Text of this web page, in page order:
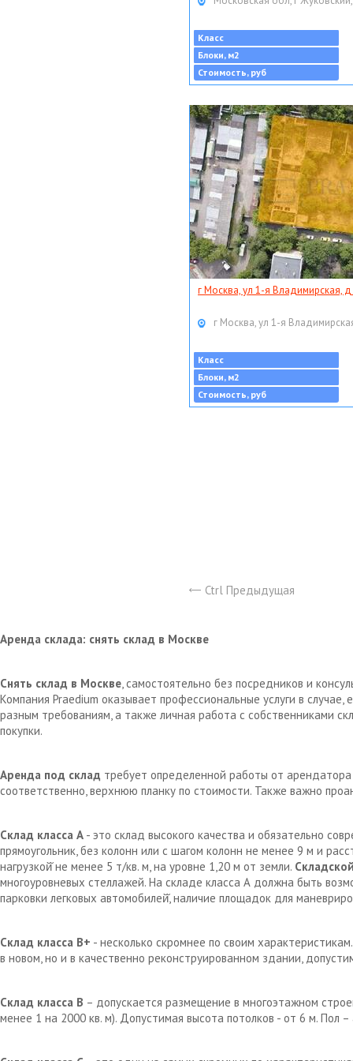
Класс
Блоки, м2
Стоимость, руб
г Москва, ул 1-я Владимирская, д
г Москва, ул 1-я
Класс
Блоки, м2
Стоимость, руб
Ctrl Предыдущая
Аренда склада: снять склад в Москве
Снять склад в Москве, самостоятельно без посредников и
Компания Praedium оказывает профессиональные услуги в
разным требованиям, а также личная работа с собственниками
покупки.
Аренда под склад требует определенной работы от
соответственно, верхнюю планку по стоимости. Также важно
Склад класса А - это склад высокого качества и обязательно
прямоугольник, без колонн или с шагом колонн не менее 9 м и
нагрузкой̆ не менее 5 т/кв. м, на уровне 1,20 м от земли.
многоуровневых стеллажей. На складе класса А должна быть
парковки легковых автомобилей̆, наличие площадок для
Склад класса В+ - несколько скромнее по своим
в новом, но и в качественно реконструированном здании,
Склад класса В – допускается размещение в многоэтажном
менее 1 на 2000 кв. м). Допустимая высота потолков - от 6 м. Пол